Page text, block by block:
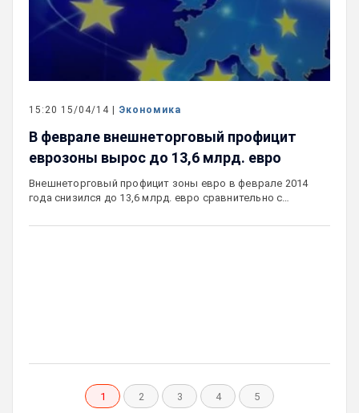
15:20 15/04/14 | Экономика
В феврале внешнеторговый профицит
еврозоны вырос до 13,6 млрд. евро
Внешнеторговый профицит зоны евро в феврале 2014
года снизился до 13,6 млрд. евро сравнительно с…
1 2 3 4 5